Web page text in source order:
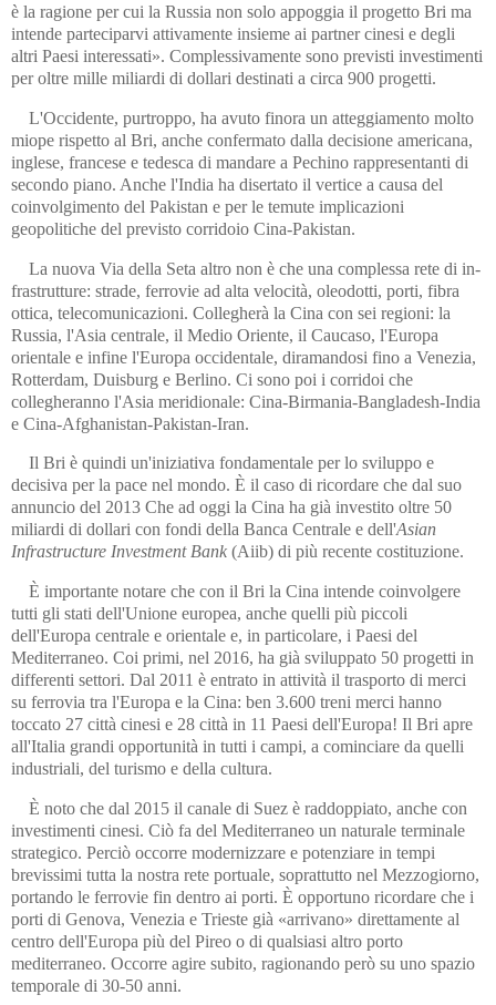
è la ragione per cui la Russia non solo appoggia il progetto Bri ma
intende parteciparvi attivamente insieme ai partner cinesi e degli
altri Paesi interessati». Complessivamente sono previsti investimenti
per oltre mille miliardi di dollari destinati a circa 900 progetti.
L'Occidente, purtroppo, ha avuto finora un atteggiamento molto
miope rispetto al Bri, anche confermato dalla decisione americana,
inglese, francese e tedesca di mandare a Pechino rappresentanti di
secondo piano. Anche l'India ha disertato il vertice a causa del
coinvolgimento del Pakistan e per le temute implicazioni
geopolitiche del previsto corridoio Cina-Pakistan.
La nuova Via della Seta altro non è che una complessa rete di in­
fra­strutture: strade, ferrovie ad alta velocità, oleodotti, porti, fibra
ottica, telecomunicazioni. Collegherà la Cina con sei regioni: la
Russia, l'Asia centrale, il Medio Oriente, il Caucaso, l'Europa
orientale e infine l'Europa occidentale, diramandosi fino a Venezia,
Rotterdam, Duisburg e Berlino. Ci sono poi i corridoi che
collegheranno l'Asia meridionale: Cina-Birmania-Bangladesh-India
e Cina-Afghanistan-Pakistan-Iran.
Il Bri è quindi un'iniziativa fondamentale per lo sviluppo e
decisiva per la pace nel mondo. È il caso di ricordare che dal suo
annuncio del 2013 Che ad oggi la Cina ha già investito oltre 50
miliardi di dollari con fondi della Banca Centrale e dell'Asian
Infrastructure Investment Bank (Aiib) di più recente costituzione.
È importante notare che con il Bri la Cina intende coinvolgere
tutti gli stati dell'Unione europea, anche quelli più piccoli
dell'Europa centrale e orientale e, in particolare, i Paesi del
Mediterraneo. Coi primi, nel 2016, ha già sviluppato 50 progetti in
differenti settori. Dal 2011 è entrato in attività il trasporto di merci
su ferrovia tra l'Europa e la Cina: ben 3.600 treni merci hanno
toccato 27 città cinesi e 28 città in 11 Paesi dell'Europa! Il Bri apre
all'Italia grandi opportunità in tutti i campi, a cominciare da quelli
industriali, del turismo e della cultura.
È noto che dal 2015 il canale di Suez è raddoppiato, anche con
in­ve­sti­menti cinesi. Ciò fa del Mediterraneo un naturale terminale
stra­te­gi­co. Perciò occorre modernizzare e potenziare in tempi
brevissimi tutta la nostra rete portuale, soprattutto nel Mezzogiorno,
portando le ferro­vie fin dentro ai porti. È opportuno ricordare che i
porti di Genova, Ve­ne­zia e Trieste già «arrivano» direttamente al
centro dell'Europa più del Pireo o di qualsiasi altro porto
mediterraneo. Occorre agire subito, ragionando però su uno spazio
temporale di 30-50 anni.